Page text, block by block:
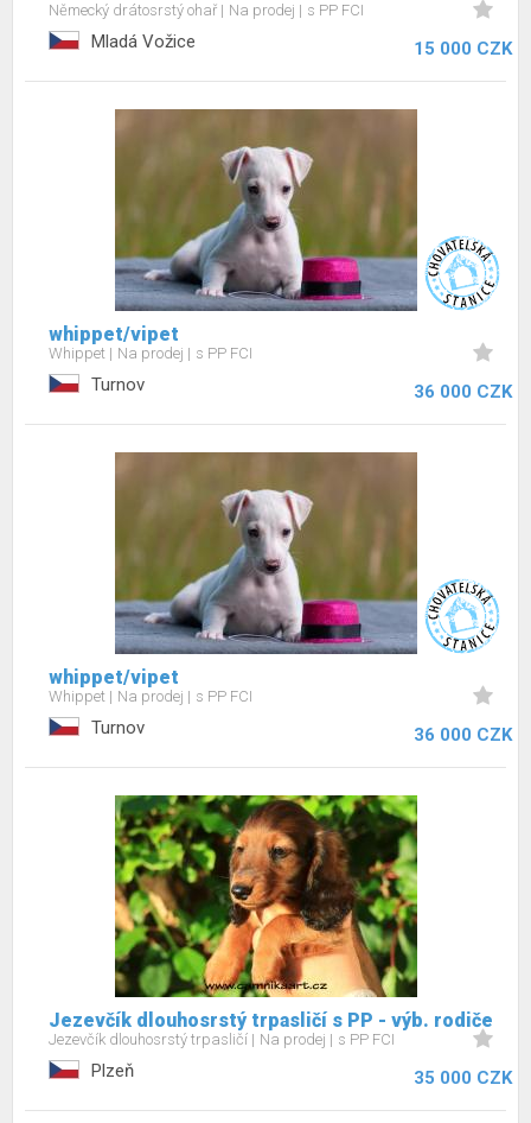
Německý drátosrstý ohař Na prodej s PP FCI
Mladá Vožice 15 000 CZK
whippet/vipet
Whippet Na prodej s PP FCI
Turnov 36 000 CZK
whippet/vipet
Whippet Na prodej s PP FCI
Turnov 36 000 CZK
Jezevčík dlouhosrstý trpasličí s PP - výb. rodiče
Jezevčík dlouhosrstý trpasličí Na prodej s PP FCI
Plzeň 35 000 CZK